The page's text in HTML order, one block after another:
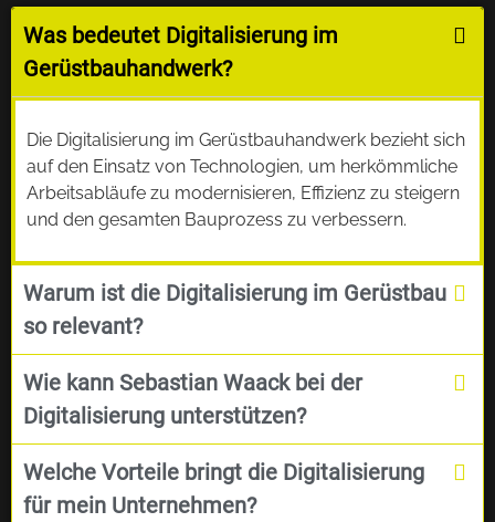
Was bedeutet Digitalisierung im
Gerüstbauhandwerk?
Die Digitalisierung im Gerüstbauhandwerk bezieht sich
auf den Einsatz von Technologien, um herkömmliche
Arbeitsabläufe zu modernisieren, Effizienz zu steigern
und den gesamten Bauprozess zu verbessern.
Warum ist die Digitalisierung im Gerüstbau
so relevant?
Wie kann Sebastian Waack bei der
Digitalisierung unterstützen?
Welche Vorteile bringt die Digitalisierung
für mein Unternehmen?